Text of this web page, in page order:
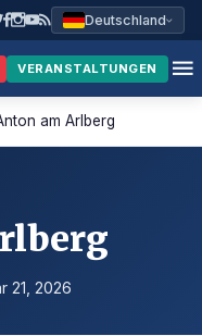
Deutschland
VERANSTALTUNGEN
am Arlberg
21, 2026